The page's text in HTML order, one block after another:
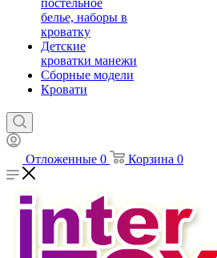
постельное
белье, наборы в
кроватку
Детские
кроватки манежи
Сборные модели
Кровати
Отложенные 0 Корзина 0